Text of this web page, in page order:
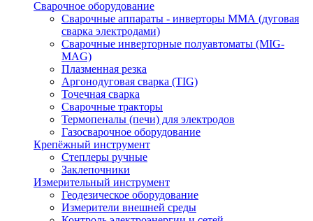
Сварочное оборудование
Сварочные аппараты - инверторы ММА (дуговая
сварка электродами)
Сварочные инверторные полуавтоматы (MIG-
MAG)
Плазменная резка
Аргонодуговая сварка (TIG)
Точечная сварка
Сварочные тракторы
Термопеналы (печи) для электродов
Газосварочное оборудование
Крепёжный инструмент
Степлеры ручные
Заклепочники
Измерительный инструмент
Геодезическое оборудование
Измерители внешней среды